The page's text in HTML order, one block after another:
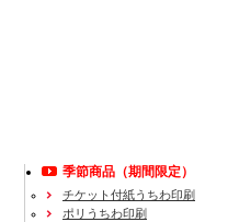
季節商品（期間限定）
チケット付紙うちわ印刷
ポリうちわ印刷